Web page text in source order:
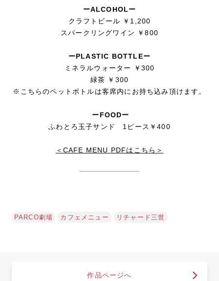
ーALCOHOLー
クラフトビール ￥1,200
スパークリングワイン ￥800
ーPLASTIC BOTTLEー
ミネラルウォーター ￥300
緑茶 ￥300
※こちらのペットボトルは客席内にお持ち込み頂けます。
ーFOODー
ふわとろ玉子サンド 1ピース￥400
＜CAFE MENU PDFはこちら＞
PARCO劇場 カフェメニュー リチャード三世
作品ページへ